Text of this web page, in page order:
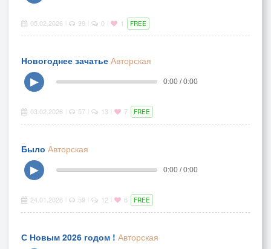
05.02.2026 39 0 1 FREE
Новогоднее зачатье Авторская
▶
0:00 / 0:00
03.02.2026 57 13 7 FREE
Было Авторская
▶
0:00 / 0:00
24.01.2026 59 12 6 FREE
С Новым 2026 годом ! Авторская